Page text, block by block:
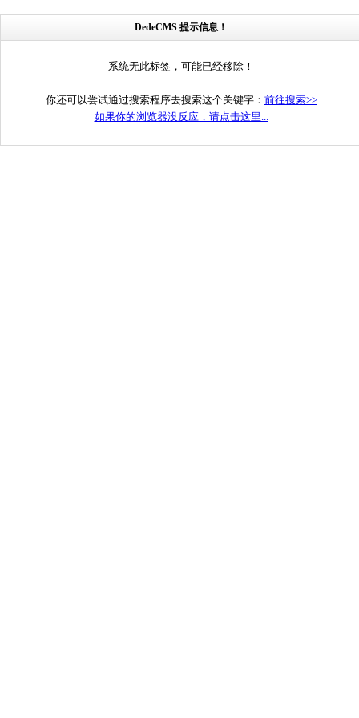
DedeCMS 提示信息！
系统无此标签，可能已经移除！
你还可以尝试通过搜索程序去搜索这个关键字： 前往搜索>>
如果你的浏览器没反应，请点击这里...